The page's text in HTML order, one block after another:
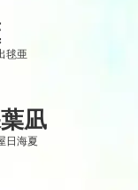
毬亜
凪
日海夏